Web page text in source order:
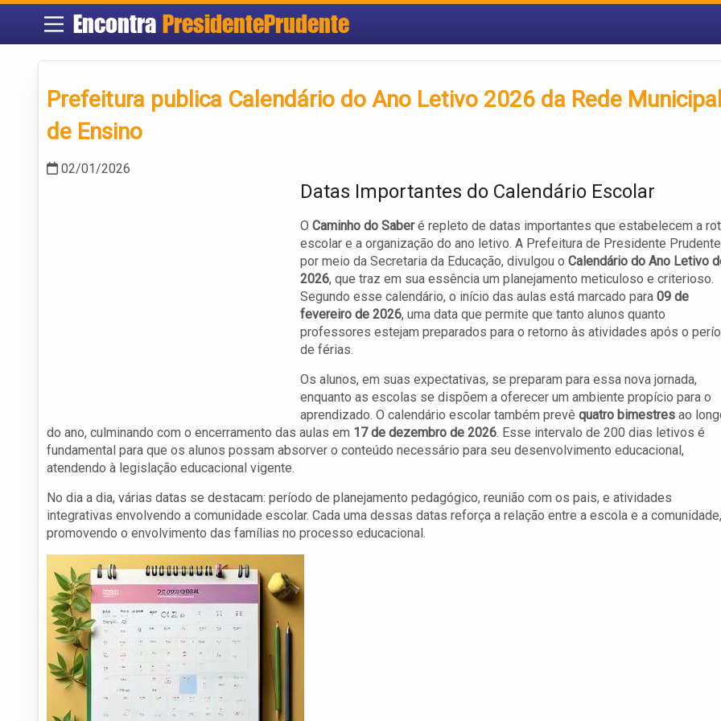
Encontra PresidentePrudente
Prefeitura publica Calendário do Ano Letivo 2026 da Rede
de Ensino
02/01/2026
Datas Importantes do Calendário Escolar
O Caminho do Saberé repleto de datas importantes que estabelecem a
escolar e a organização do ano letivo. A Prefeitura de Presidente
por meio da Secretaria da Educação, divulgou o Calendário do Ano Letivo
2026, que traz em sua essência um planejamento meticuloso e criterioso.
Segundo esse calendário, o início das aulas está marcado para 09 de
fevereiro de 2026, uma data que permite que tanto alunos quanto
professores estejam preparados para o retorno às atividades após o
de férias.
Os alunos, em suas expectativas, se preparam para essa nova jornada,
enquanto as escolas se dispõem a oferecer um ambiente propício para o
aprendizado. O calendário escolar também prevê quatro bimestres ao
do ano, culminando com o encerramento das aulas em 17 de dezembro de 2026. Esse intervalo de 200 dias letivos é
fundamental para que os alunos possam absorver o conteúdo necessário para seu desenvolvimento educacional,
atendendo à legislação educacional vigente.
No dia a dia, várias datas se destacam: período de planejamento pedagógico, reunião com os pais, e atividades
integrativas envolvendo a comunidade escolar. Cada uma dessas datas reforça a relação entre a escola e a comunidade,
promovendo o envolvimento das famílias no processo educacional.